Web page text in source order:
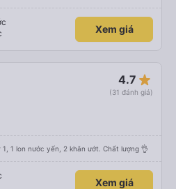
Cảm ơn nhà xe Thành Trung nhiều
Xem giá
4.7 star_rate
(31 đánh giá)
1 lon nước yến, 2 khăn ướt. Chất lượng 👌
Xem giá